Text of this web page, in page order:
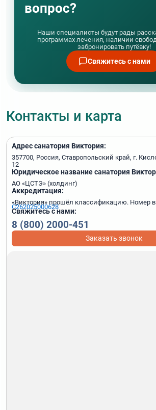
Справка об эпидокружении (об
выдается в поликлинике по месту
том, что пациент не был в контакте
инфекционными больными в
дня до отъезда в санаторий
вопрос?
Наши специалисты будут рады
программах лечения, наличии
забронировать путёвку!
Свяжитесь с нами
Контакты и карта
Адрес санатория Виктория:
357700, Россия, Ставропольский край, г.
12
Юридическое название санатория
АО «ЦСТЭ» (холдинг)
Аккредитация:
«Виктория» прошёл классификацию. Номер в
С262025000628
Свяжитесь с нами:
8 (800) 2000-451
Заказать звонок